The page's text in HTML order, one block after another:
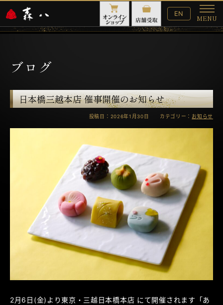
English
Website
EN
MENU
メ
ニ
ブログ
日本橋三越本店 催事開催のお知らせ
投稿日：2026年1月30日 カテゴリー： お知らせ
2月6日(金)より東京・三越日本橋本店 にて開催されます「あ